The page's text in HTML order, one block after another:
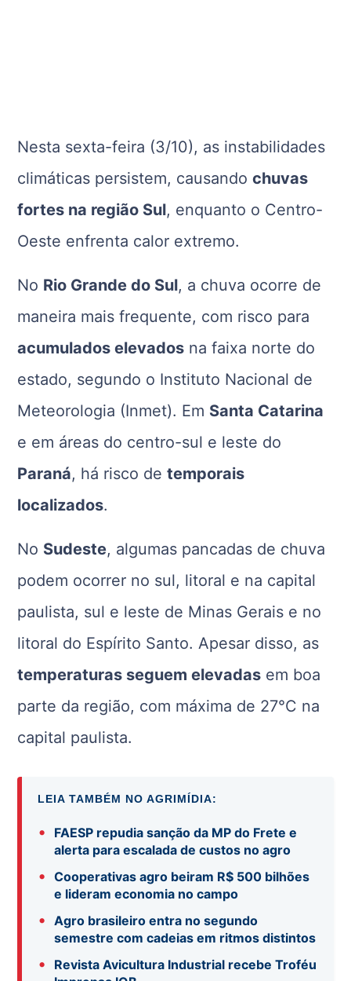
Nesta sexta-feira (3/10), as instabilidades
climáticas persistem, causandochuvas
fortes na região Sul, enquanto o Centro-
Oeste enfrenta calor extremo.
No Rio Grande do Sul, a chuva ocorre de
maneira mais frequente, com risco para
acumulados elevados na faixa norte do
estado, segundo o Instituto Nacional de
Meteorologia (Inmet). Em Santa Catarina
e em áreas do centro-sul e leste do
Paraná, há risco detemporais
localizados.
No Sudeste, algumas pancadas de chuva
podem ocorrer no sul, litoral e na capital
paulista, sul e leste de Minas Gerais e no
litoral do Espírito Santo. Apesar disso, as
temperaturas seguem elevadas em boa
parte da região, com máxima de 27°C na
capital paulista.
LEIA TAMBÉM NO AGRIMÍDIA:
•
FAESP repudia sanção da MP do Frete e
alerta para escalada de custos no agro
•
Cooperativas agro beiram R$ 500 bilhões
e lideram economia no campo
•
Agro brasileiro entra no segundo
semestre com cadeias em ritmos distintos
•
Revista Avicultura Industrial recebe Troféu